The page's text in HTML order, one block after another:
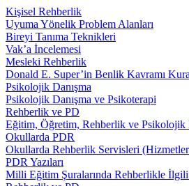
Kişisel Rehberlik
Uyuma Yönelik Problem Alanları
Bireyi Tanıma Teknikleri
Vak’a İncelemesi
Mesleki Rehberlik
Donald E. Super’in Benlik Kavramı
Psikolojik Danışma
Psikolojik Danışma ve Psikoterapi
Rehberlik ve PD
Eğitim, Öğretim, Rehberlik ve Psikolojik
Okullarda PDR
Okullarda Rehberlik Servisleri
PDR Yazıları
Milli Eğitim Şuralarında Rehberlikle